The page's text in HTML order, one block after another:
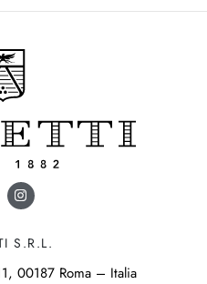
S.R.L.
00187 Roma – Italia